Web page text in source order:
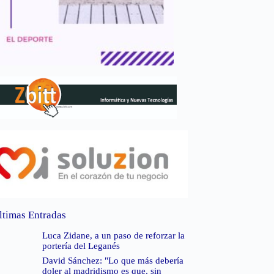
Entradas
Luca Zidane, a un paso de reforzar la
portería del Leganés
David Sánchez: "Lo que más debería
doler al madridismo es que, sin